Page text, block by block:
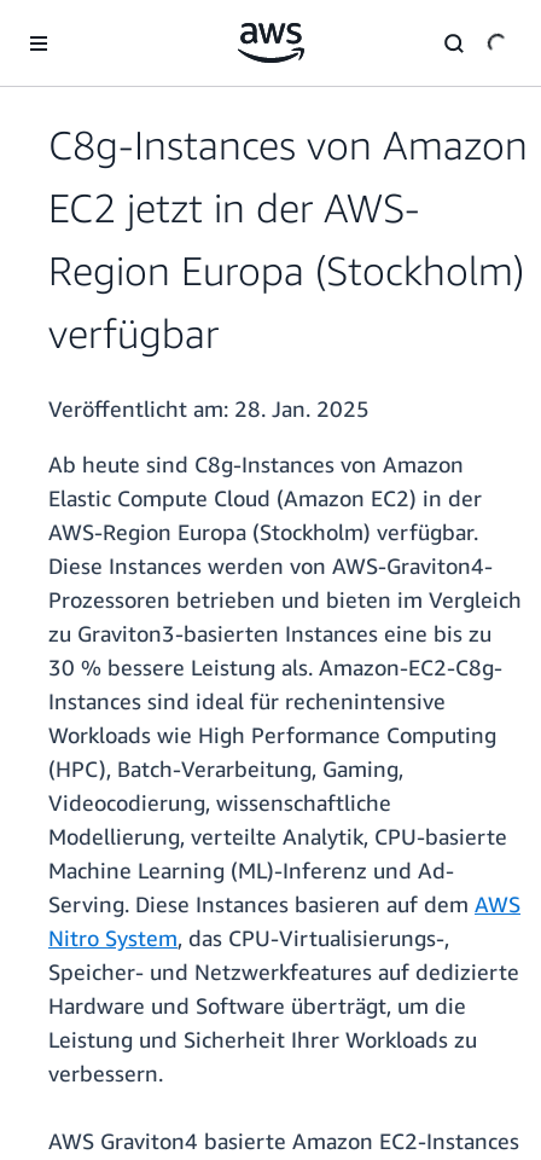
Überspringen zum Hauptinhalt
C8g-Instances von Amazon
EC2 jetzt in der AWS-
Region Europa (Stockholm)
verfügbar
Veröffentlicht am: 28. Jan. 2025
Ab heute sind C8g-Instances von Amazon
Elastic Compute Cloud (Amazon EC2) in der
AWS-Region Europa (Stockholm) verfügbar.
Diese Instances werden von AWS-Graviton4-
Prozessoren betrieben und bieten im Vergleich
zu Graviton3-basierten Instances eine bis zu
30 % bessere Leistung als. Amazon-EC2-C8g-
Instances sind ideal für rechenintensive
Workloads wie High Performance Computing
(HPC), Batch-Verarbeitung, Gaming,
Videocodierung, wissenschaftliche
Modellierung, verteilte Analytik, CPU-basierte
Machine Learning (ML)-Inferenz und Ad-
Serving. Diese Instances basieren auf dem AWS
Nitro System, das CPU-Virtualisierungs-,
Speicher- und Netzwerkfeatures auf dedizierte
Hardware und Software überträgt, um die
Leistung und Sicherheit Ihrer Workloads zu
verbessern.
AWS Graviton4 basierte Amazon EC2-Instances